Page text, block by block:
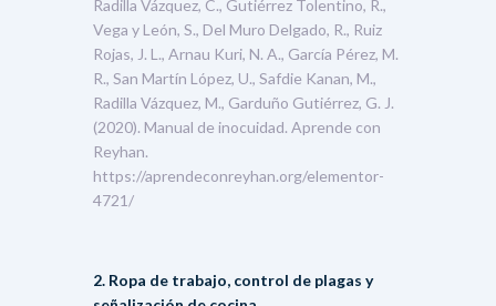
Radilla Vázquez, C., Gutiérrez Tolentino, R.,
Vega y León, S., Del Muro Delgado, R., Ruiz
Rojas, J. L., Arnau Kuri, N. A., García Pérez, M.
R., San Martín López, U., Safdie Kanan, M.,
Radilla Vázquez, M., Garduño Gutiérrez, G. J.
(2020). Manual de inocuidad. Aprende con
Reyhan.
https://aprendeconreyhan.org/elementor-
4721/
2. Ropa de trabajo, control de plagas y